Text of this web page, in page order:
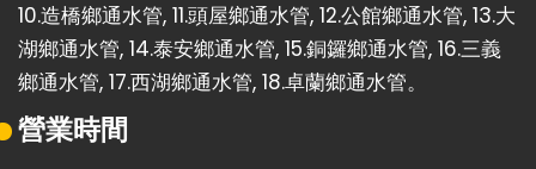
10.造橋鄉通水管, 11.頭屋鄉通水管, 12.公館鄉通水管, 13.大
湖鄉通水管, 14.泰安鄉通水管, 15.銅鑼鄉通水管, 16.三義
鄉通水管, 17.西湖鄉通水管, 18.卓蘭鄉通水管。
營業時間